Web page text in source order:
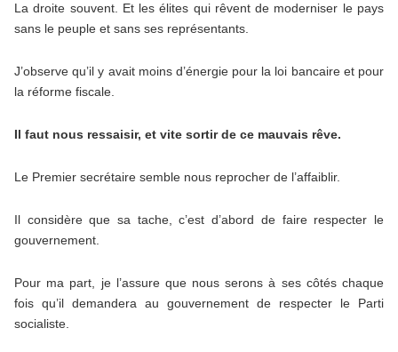
La droite souvent. Et les élites qui rêvent de moderniser le pays
sans le peuple et sans ses représentants.
J’observe qu’il y avait moins d’énergie pour la loi bancaire et pour
la réforme fiscale.
Il faut nous ressaisir, et vite sortir de ce mauvais rêve.
Le Premier secrétaire semble nous reprocher de l’affaiblir.
Il considère que sa tache, c’est d’abord de faire respecter le
gouvernement.
Pour ma part, je l’assure que nous serons à ses côtés chaque
fois qu’il demandera au gouvernement de respecter le Parti
socialiste.